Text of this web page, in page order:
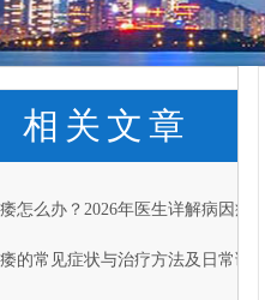
相关文章
怎么办？2026年医生详解病因症
的常见症状与治疗方法及日常调